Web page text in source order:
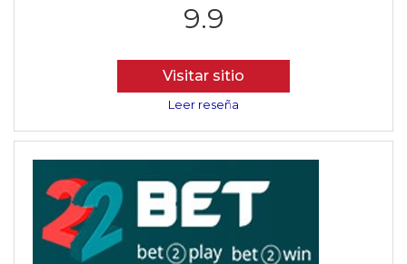
9.9
Visitar sitio
Leer reseña